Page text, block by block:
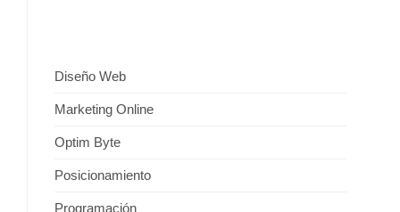
Diseño Web
Marketing Online
Optim Byte
Posicionamiento
Programación